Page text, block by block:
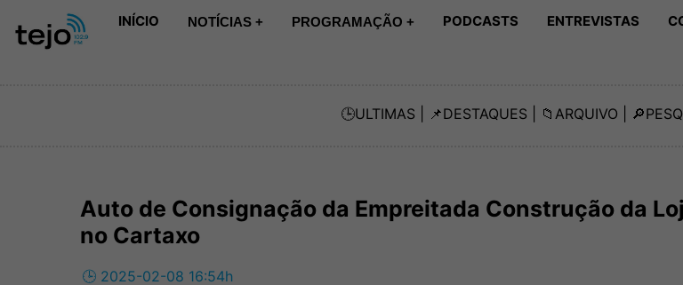
INÍCIO NOTÍCIAS + PROGRAMAÇÃO + PODCASTS ENTREVISTAS
🕒ULTIMAS | 📌DESTAQUES | 📁 ARQUIVO | 🔎
Auto de Consignação da Empreitada Construção da
no Cartaxo
🕒 2025-02-08 16:54h